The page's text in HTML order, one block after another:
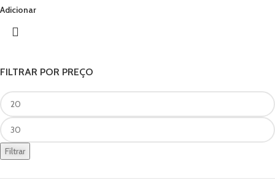
FILTRAR POR PREÇO
Filtrar
Adicionar